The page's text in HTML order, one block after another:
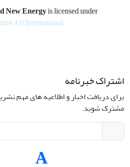
New Energyis licensed under
4.0 International
اشتراک خبرنامه
برای دریافت اخبار و اطلاعیه های مهم
مشترک شوید.